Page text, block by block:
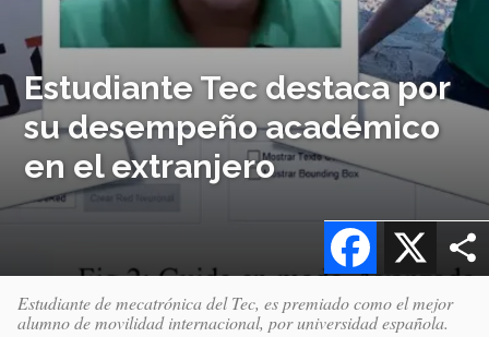
Estudiante Tec destaca por
su desempeño académico
en el extranjero
X
Facebook
Estudiante de mecatrónica del Tec, es premiado como el mejor
alumno de movilidad internacional, por universidad española.